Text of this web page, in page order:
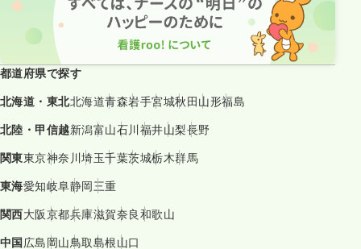
都道府県で探す
北海道・東北北海道青森岩手宮城秋田山形福島
北陸・甲信越新潟富山石川福井山梨長野
関東東京神奈川埼玉千葉茨城栃木群馬
東海愛知岐阜静岡三重
関西大阪京都兵庫滋賀奈良和歌山
中国広島岡山鳥取島根山口